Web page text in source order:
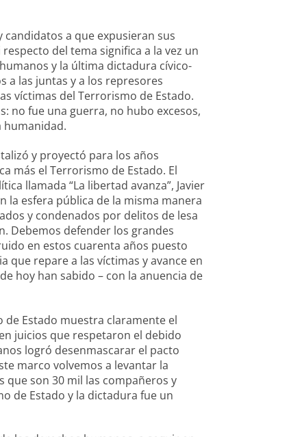
a que expusieran sus
del tema significa a la vez un
y la última dictadura cívico-
a las juntas y a los represores
víctimas del Terrorismo de Estado.
no fue una guerra, no hubo excesos,
humanidad.
y proyectó para los años
más el Terrorismo de Estado. El
llamada “La libertad avanza”, Javier
la esfera pública de la misma manera
y condenados por delitos de lesa
Debemos defender los grandes
en estos cuarenta años puesto
que repare a las víctimas y avance en
hoy han sabido – con la anuencia de
de Estado muestra claramente el
juicios que respetaron el debido
logró desenmascarar el pacto
marco volvemos a levantar la
son 30 mil las compañeros y
de Estado y la dictadura fue un